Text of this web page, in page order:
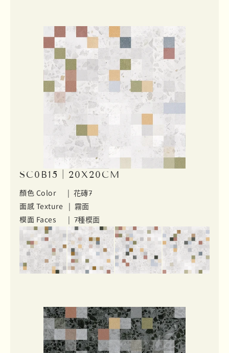
SC0B15｜20X20CM
顏色 Color | 花磚7
面感 Texture | 霧面
模面 Faces | 7種模面